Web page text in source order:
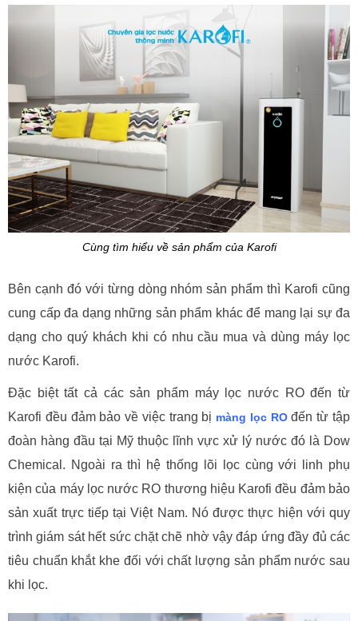
Cùng tìm hiểu về sản phẩm của Karofi
Bên cạnh đó với từng dòng nhóm sản phẩm thì Karofi cũng
cung cấp đa dạng những sản phẩm khác để mang lại sự đa
dạng cho quý khách khi có nhu cầu mua và dùng máy lọc
nước Karofi.
Đặc biệt tất cả các sản phẩm máy lọc nước RO đến từ
Karofi đều đảm bảo về việc trang bị màng lọc ROđến từ tập
đoàn hàng đầu tại Mỹ thuộc lĩnh vực xử lý nước đó là Dow
Chemical. Ngoài ra thì hệ thống lõi lọc cùng với linh phụ
kiện của máy lọc nước RO thương hiệu Karofi đều đảm bảo
sản xuất trực tiếp tại Việt Nam. Nó được thực hiện với quy
trình giám sát hết sức chặt chẽ nhờ vậy đáp ứng đầy đủ các
tiêu chuẩn khắt khe đối với chất lượng sản phẩm nước sau
khi lọc.